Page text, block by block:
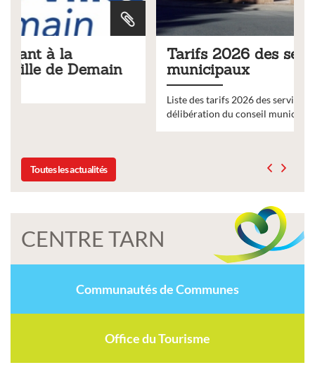
Tarifs 2026 des services
municipaux
Liste des tarifs 2026 des services municipaux,
délibération du conseil municipal du 19 décembre 2025
Toutes les actualités
CENTRE TARN
Communautés de Communes
Office du Tourisme